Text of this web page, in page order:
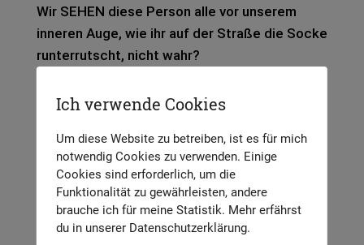
Wir SEHEN diese Per­son alle vor unse­rem
inne­ren Auge, wie ihr auf der Stra­ße die Socke
run­ter­rutscht, nicht wahr?
Es sind nicht
grundsätzlich ALLE
Adjektive fehl am Platz.
Nur die­je­ni­gen, die eine Zusam­men­fas­sung für
Ich verwende Cookies
Um diese Website zu betreiben, ist es für mich
notwendig Cookies zu verwenden. Einige
Cookies sind erforderlich, um die
Funktionalität zu gewährleisten, andere
brauche ich für meine Statistik. Mehr erfährst
du in unserer Datenschutzerklärung.